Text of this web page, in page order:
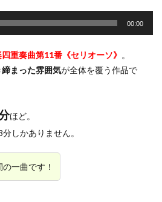
00:00
重奏曲第11番《セリオーソ》 。
まった雰囲気が全体を覆う作品で
ほど。
しかありません。
一曲です！